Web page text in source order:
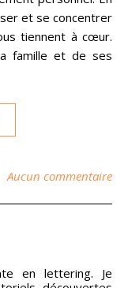
et se concentrer
tiennent à cœur.
famille et de ses
Aucun commentaire
en lettering. Je